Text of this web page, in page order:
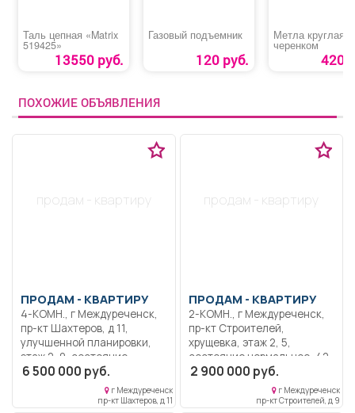
Таль цепная «Matrix
519425»
13550 руб.
Газовый подъемник
120 руб.
Метла круглая с
черенком
420
ПОХОЖИЕ ОБЪЯВЛЕНИЯ
продам - квартиру
ПРОДАМ - КВАРТИРУ
4-КОМН., г Междуреченск,
пр-кт Шахтеров, д 11,
улучшенной планировки,
этаж 2, 9, состояние
хорошее, 77 кв.м, 70 кв.м,
пластиковые окна,
застекленный балкон, не
6 500 000 руб.
г Междуреченск
пр-кт Шахтеров, д 11
продам - квартиру
ПРОДАМ - КВАРТИРУ
2-КОМН., г Междуреченск,
пр-кт Строителей,
хрущевка, этаж 2, 5,
состояние нормальное, 42
кв.м, не угловая, без
посредников, торг, в центре
города. Комнаты
2 900 000 руб.
г Междуреченск
пр-кт Строителей, д 9